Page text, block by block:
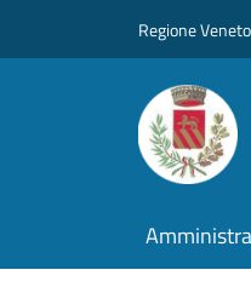
Regione Veneto